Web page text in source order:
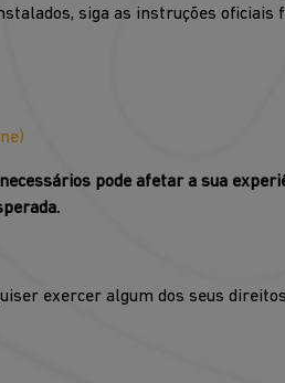
siga as instruções
pode afetar a sua
exercer algum dos seus